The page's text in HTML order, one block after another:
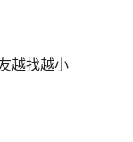
越找越小